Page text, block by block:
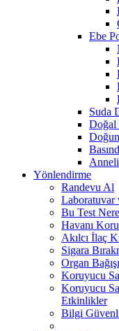
Ebe
Suda
Doğal
Yönlendirme
Randevu Al
Laboratuvar
Bu Test
Havanı Koru
Akılcı İlaç
Sigara
Organ
Koruyucu
Koruyucu
Etkinlikler
Bilgi